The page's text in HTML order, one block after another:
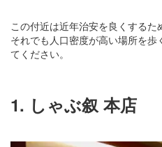
この付近は近年治安を良くするた
それでも人口密度が高い場所を
てください。
1. しゃぶ叙 本店